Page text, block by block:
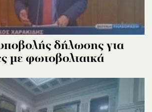
δήλωσης για
με φωτοβολταικά